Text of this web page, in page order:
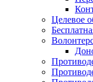
Целевое